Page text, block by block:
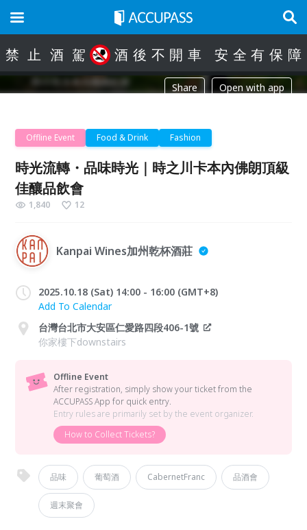
禁 止 酒 駕 酒 後 不 開 車 安 全 有 保 障
Share Open with app
Offline Event Food & Drink Fashion
時光流轉・品味時光｜時之川卡本內佛朗頂級
佳釀品飲會
1,840 12
Kanpai Wines加州乾杯酒莊
2025.10.18 (Sat) 14:00 - 16:00 (GMT+8)
Add To Calendar
台灣台北市大安區仁愛路四段406-1號
你家樓下downstairs
Offline Event
After registration, simply show your ticket from the
ACCUPASS App for quick entry.
Entry rules are primarily set by the event organizer.
How to Collect Tickets?
品味 葡萄酒 CabernetFranc 品酒會
週末聚會